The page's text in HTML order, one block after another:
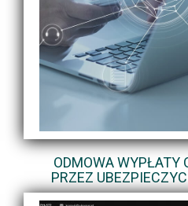
ODMOWA WYPŁATY
PRZEZ